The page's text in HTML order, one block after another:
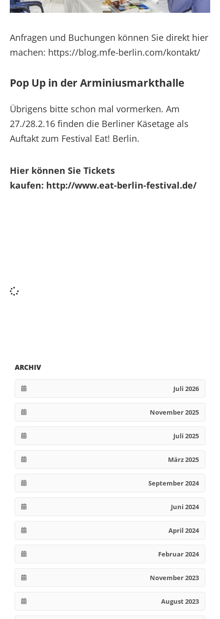
Anfragen und Buchungen können Sie direkt hier
machen: https://blog.mfe-berlin.com/kontakt/
Pop Up in der Arminiusmarkthalle
Übrigens bitte schon mal vormerken. Am
27./28.2.16 finden die Berliner Käsetage als
Auftakt zum Festival Eat! Berlin.
Hier können Sie Tickets
kaufen: http://www.eat-berlin-festival.de/
ARCHIV
Juli 2026
November 2025
Juli 2025
März 2025
September 2024
Juni 2024
April 2024
Februar 2024
November 2023
August 2023